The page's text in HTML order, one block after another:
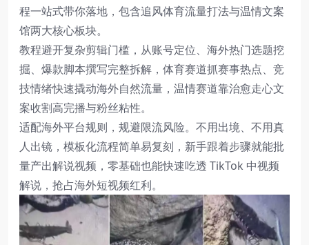
程一站式带你落地，包含追风体育流量打法与温情文案
馆两大核心板块。
教程避开复杂剪辑门槛，从账号定位、海外热门选题挖
掘、爆款脚本撰写完整拆解，体育赛道抓赛事热点、竞
技情绪快速撬动海外自然流量，温情赛道靠治愈走心文
案收割高完播与粉丝粘性。
适配海外平台规则，规避限流风险。不用出境、不用真
人出镜，模板化流程简单易复刻，新手跟着步骤就能批
量产出解说视频，零基础也能快速吃透 TikTok 中视频
解说，抢占海外短视频红利。